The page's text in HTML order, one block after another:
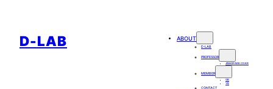
D-LAB ABOUT
D-LAB
PROFESSOR
JINHOPARK.CO.KR
MEMBER
OB
YB
CONTACT